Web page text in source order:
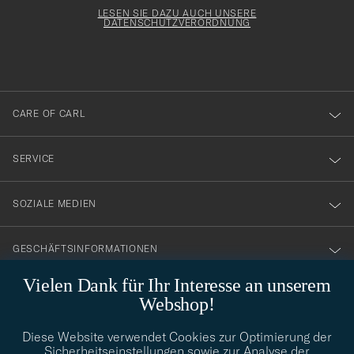
Vielen Dank für Ihr Interesse an unserem
Webshop!
Diese Website verwendet Cookies zur Optimierung der
Sicherheitseinstellungen sowie zur Analyse der
dig
till
vårt
nyhetsbrev!
LESEN SIE DAZU AUCH UNSERE
DATENSCHUTZVERORDNUNG
CARE OF CARL
SERVICE
SOZIALE MEDIEN
GESCHÄFTSINFORMATIONEN
Benötigen Sie Hilfe bei der Suche nach Ihrem persönlichen Stil?